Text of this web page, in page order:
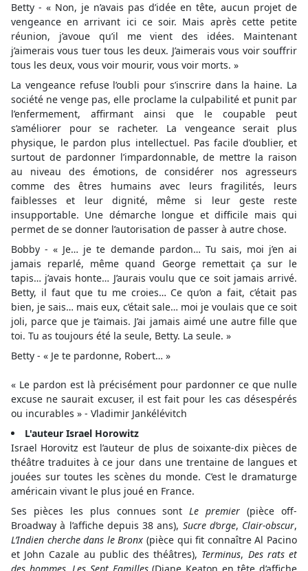
Betty - « Non, je n’avais pas d’idée en tête, aucun projet de
vengeance en arrivant ici ce soir. Mais après cette petite
réunion, j’avoue qu’il me vient des idées. Maintenant
j’aimerais vous tuer tous les deux. J’aimerais vous voir souffrir
tous les deux, vous voir mourir, vous voir morts. »
La vengeance refuse l’oubli pour s’inscrire dans la haine. La
société ne venge pas, elle proclame la culpabilité et punit par
l’enfermement, affirmant ainsi que le coupable peut
s’améliorer pour se racheter. La vengeance serait plus
physique, le pardon plus intellectuel. Pas facile d’oublier, et
surtout de pardonner l’impardonnable, de mettre la raison
au niveau des émotions, de considérer nos agresseurs
comme des êtres humains avec leurs fragilités, leurs
faiblesses et leur dignité, même si leur geste reste
insupportable. Une démarche longue et difficile mais qui
permet de se donner l’autorisation de passer à autre chose.
Bobby - « Je… je te demande pardon… Tu sais, moi j’en ai
jamais reparlé, même quand George remettait ça sur le
tapis… j’avais honte… J’aurais voulu que ce soit jamais arrivé.
Betty, il faut que tu me croies… Ce qu’on a fait, c’était pas
bien, je sais… mais eux, c’était sale… moi je voulais que ce soit
joli, parce que je t’aimais. J’ai jamais aimé une autre fille que
toi. Tu as toujours été la seule, Betty. La seule. »
Betty - « Je te pardonne, Robert… »
« Le pardon est là précisément pour pardonner ce que nulle
excuse ne saurait excuser, il est fait pour les cas désespérés
ou incurables » - Vladimir Jankélévitch
L'auteur Israel Horowitz
Israel Horovitz est l’auteur de plus de soixante-dix pièces de
théâtre traduites à ce jour dans une trentaine de langues et
jouées sur toutes les scènes du monde. C’est le dramaturge
américain vivant le plus joué en France.
Ses pièces les plus connues sont Le premier (pièce off-
Broadway à l’affiche depuis 38 ans), Sucre d’orge, Clair-obscur,
L’Indien cherche dans le Bronx (pièce qui fit connaître Al Pacino
et John Cazale au public des théâtres), Terminus, Des rats et